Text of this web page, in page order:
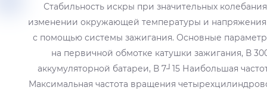
Стабильность искры при значительных
изменении окружающей температуры и
с помощью системы зажигания. Основные
на первичной обмотке катушки зажигания, В
аккумуляторной батареи, В 7┘15 Наибольшая
Максимальная частота вращения